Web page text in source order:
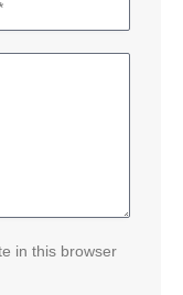
in this browser